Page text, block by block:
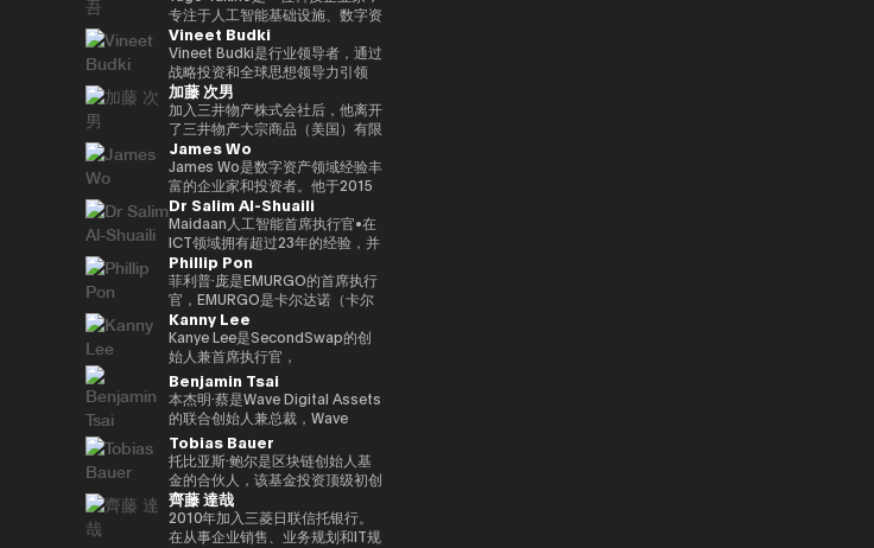
此外，在Web3邻近区域，他共同
创立了马来西亚新银行（收购）和
电子钱包。此外，他还曾在多家初
创企业担任金融科技、医疗技术、
人工智能企业等战略顾问的重要职
务。
统资本市场与新兴数字基础设施的
融合，包括现实世界资产
（RWA）框架、基于区块链的投
资平台，以及机构进入不断发展的
Web3 生态系统的通道。 Hamze
还经常参与国际金融科技和 Web3
领域的讨论，围绕全球资本市场未
来架构以及区块链技术如何融入受
监管的金融体系发表见解。
伦敦积累了企业银行和大宗商品市
场的专业知识。
资者部门、合作伙伴关系、区块链
项目上市、孵化和投资部门。作为
区块链领域的领先女性领导者，
Ciara受邀参加世界各地的活动。
她在推特上拥有超过20万粉丝，
她被描述为 “来自亚洲的全球女性
加密货币领袖”。她还是性别平等
的坚定支持者，并成立了非政府组
织 “Women Who Crypto”。
UNDONE JAPAN。被任命为总裁
兼首席执行官。他还担任多家公司
的技术顾问。 2019/11 年，
UPBOND Co., Ltd. 成立。被任命
为总裁兼首席执行官。该公司提供
了一款Web3钱包 “UPBOND钱
包”，它实现了消费者可以轻松使
用的用户界面/用户体验。此外，
我们正在与在知识产权行业、建筑
行业、零售行业等领域开展先进举
措的大型公司认真推进一项利用
Web3 的共同创造项目。
专注于人工智能基础设施、数字资
产和下一代金融系统的融合领域。
2025/6年，我就任艾尔有限公司
（东京证券交易所：2334）的总
裁兼首席执行官。目前，该公司正
在发展成为一个以人工智能计算基
础设施和加密原生金融服务为中心
的技术平台。此外，我们正在推广
人工智能时代的新金融平台 “Neo
Crypto Bank” 的概念，我们的目
标是整合加密资产资金管理、贷款
基础设施和可编程金融应用程序。
展望人工智能代理参与经济活动的
未来，我们正在努力建立基于区块
链的下一代金融基础设施。
Vineet Budki
Vineet Budki是行业领导者，通过
战略投资和全球思想领导力引领
Web3行业的增长。 作为专门从事
1亿美元加密资产的基金Sigma
Capital的首席执行官，他设定了
在对去中心化生态系统的坚定承诺
下，在3年内投资100多家区块链
初创公司的目标。到目前为止，投
资组合包括300多个项目，包括
Mysten Labs（Sui）、Gunzilla
和Peaq Network，这些项目显示
了对变革性技术的敏锐见解。除了
提供资金外，Budki还是一位享誉
全球的演讲者，曾在世界经济论坛
和币安区块链周等国际活动中登
台。他对市场趋势和区块链传播的
看法引起了《泰晤士报》、
《CoinDesk》和《中东企业家》
等主要媒体的关注。此外，通过社
交媒体上的积极沟通，其影响力进
一步扩大。它强调Web3的长期潜
力，而不是短期利润，并正在促进
对重新定义世界应有方式的初创企
业的投资。 基于 “Web3 是未来”
的坚定信念，Budki 是去中心化技
术发展的重要推动力。**Vineet
加藤 次男
加入三井物产株式会社后，他离开
了三井物产大宗商品（美国）有限
公司首席执行官、英国三井物产大
宗商品有限公司首席运营官、三井
物产总部产品市场经理、数字资产
市场专职总监。数字大宗商品总裁
兼首席执行官，三井物产株式会社
企业发展部主任，于2023/12年离
开三井物产株式会社，目前担任现
任职务。熟悉全球大宗商品交易。
James Wo
James Wo是数字资产领域经验丰
富的企业家和投资者。他于2015
年创立了DFG，管理的资产超过
10亿美元。他还是Ledger、
Coinlist、Circle和ChainSafe等
公司的早期投资者。它也被称为
Polkadot和Kusama Network的
早期投资者和支持者，并通过资本
分配、捐赠和对平行链拍卖的积极
支持，继续为生态系统做出重大贡
献。
Dr Salim Al-Shuaili
Maidaan人工智能首席执行官•在
ICT领域拥有超过23年的经验，并
获得了ICT（AI/DX）领域的博士
学位（PhD）•全球人工智能大使
（责任人工智能全球理事会/美
国）•国际全球ICT联合会
（IFCGICT/美国/美国）专业会员
•国际电联认证人工智能审计师
（注册人工智能审计师）•世界人
工智能理事会（加拿大）认证首席
人工智能官（首席人工智能官）)
• 海湾学院董事会（董事会）成员
• 阿曼商会数字经济和人工智能委
员会成员 • GCC（海湾合作）会
议）人工智能项目和人工智能国际
奖评审团成员 • 大学和学术顾问委
员会成员（SQU、AOU、索哈尔
Phillip Pon
菲利普·庞是EMURGO的首席执行
官，EMURGO是卡尔达诺（卡尔
达诺）区块链的联合创始组织之
一。EMURGO正在促进区块链技
术和资产代币化的商业传播。作为
首席执行官，Philip负责监督
EMURGO的总体战略方向和全球
运营，并领导通过投资、合作伙伴
关系和基础设施开发将传统金融与
区块链连接起来的工作。
Kanny Lee
Kanye Lee是SecondSwap的创
始人兼首席执行官，
SecondSwap是一个去中心化市
场，可以对锁定代币和流动性较低
的资产进行二次交易。 作为首席
执行官，坎耶先生监督
SecondSwap战略愿景和产品开
发的执行，并正在促进创新，以增
加Web3市场的可持续流动性和可
及性。
Benjamin Tsai
本杰明·蔡是Wave Digital Assets
的联合创始人兼总裁，Wave
Digital Assets是一家在美国证券
交易委员会（SEC）注册的数字资
产管理公司。他负责监督公司的产
品开发和交易。他会说三种语言，
母语是虚拟货币，也是传统金融领
域的资深人士。Ben在新加坡美林
Tobias Bauer
托比亚斯·鲍尔是区块链创始人基
金的合伙人，该基金投资顶级初创
公司并建立企业。他是500家初创
公司、APX、PlugandPlay、纽约
NUMA和Alchemist Accelerator
齊藤 達哉
2010年加入三菱日联信托银行。
在从事企业销售、业务规划和IT规